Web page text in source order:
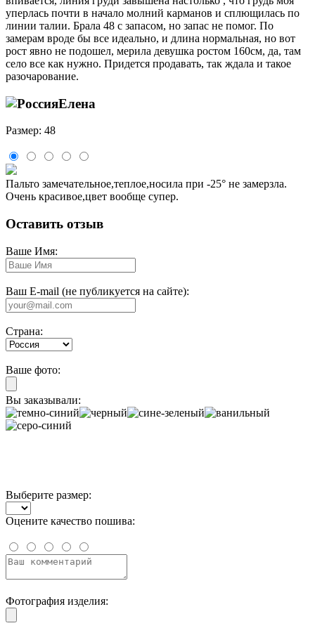
уперлась почти в начало молний карманов и сплющилась по
линии талии. Брала 48 с запасом, но запас не помог. По
замерам вроде бы все идеально, и длина нормальная, но вот
рост явно не подошел, мерила девушка ростом 160см, да, там
село все как нужно. Придется продавать, так ждала и такое
разочарование.
Елена
Размер: 48
Пальто замечательное,теплое,носила при -25° не замерзла.
Очень красивое,цвет вообще супер.
Оставить отзыв
Ваше Имя:
Ваш E-mail (не публикуется на сайте):
Страна:
Ваше фото:
Вы заказывали:
Выберите размер:
Оцените качество пошива:
Фотография изделия: